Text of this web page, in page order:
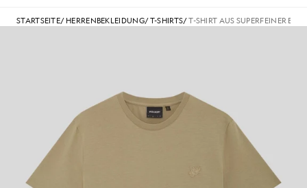
STARTSEITE/ HERRENBEKLEIDUNG/T-SHIRTS/T-SHIRT AUS SUPERFEINER